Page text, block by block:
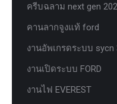
ครีบฉลาม next gen
คานลากจูงแท้ ford
งานอัพเกรดระบบ sycn
งานเปิดระบบ FORD
งานไฟ EVEREST